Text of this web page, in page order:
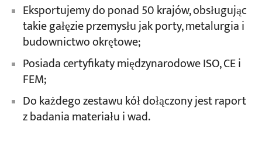
Eksportujemy do ponad 50 krajów, obsługując
takie gałęzie przemysłu jak porty, metalurgia i
budownictwo okrętowe;
Posiada certyfikaty międzynarodowe ISO, CE i
FEM;
Do każdego zestawu kół dołączony jest raport
z badania materiału i wad.